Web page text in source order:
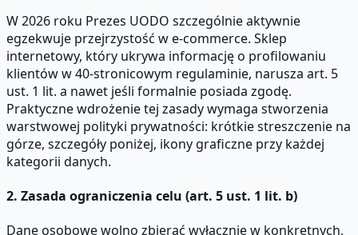
W 2026 roku Prezes UODO szczególnie aktywnie
egzekwuje przejrzystość w e-commerce. Sklep
internetowy, który ukrywa informację o profilowaniu
klientów w 40-stronicowym regulaminie, narusza art. 5
ust. 1 lit. a nawet jeśli formalnie posiada zgodę.
Praktyczne wdrożenie tej zasady wymaga stworzenia
warstwowej polityki prywatności: krótkie streszczenie na
górze, szczegóły poniżej, ikony graficzne przy każdej
kategorii danych.
2. Zasada ograniczenia celu (art. 5 ust. 1 lit. b)
Dane osobowe wolno zbierać wyłącznie w konkretnych,